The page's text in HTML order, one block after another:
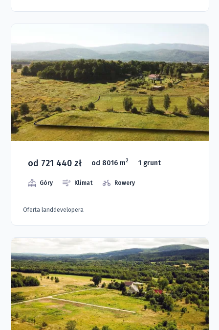
od 721 440 zł od 8016 m2 1 grunt
Góry Klimat Rowery
Oferta landdevelopera